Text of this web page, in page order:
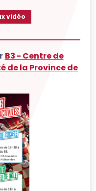
vidéo
B3 - Centre de
de la Province de